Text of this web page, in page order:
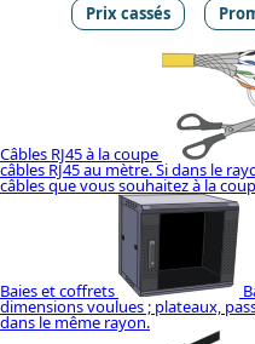
Prix cassés
Câbles RJ45 à la coupe
câbles RJ45 au mètre. Si dans le
câbles que vous souhaitez à la
Baies et coffrets
dimensions voulues ; plateaux,
dans le même rayon.